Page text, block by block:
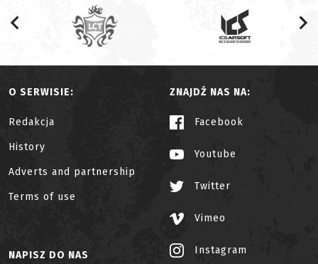
O SERWISIE:
Redakcja
History
Adverts and partnership
Terms of use
ZNAJDŹ NAS NA:
Facebook
Youtube
Twitter
Vimeo
Instagram
NAPISZ DO NAS